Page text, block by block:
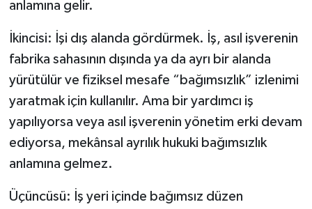
anlamına gelir.
İkincisi: İşi dış alanda gördürmek. İş, asıl işverenin
fabrika sahasının dışında ya da ayrı bir alanda
yürütülür ve fiziksel mesafe “bağımsızlık” izlenimi
yaratmak için kullanılır. Ama bir yardımcı iş
yapılıyorsa veya asıl işverenin yönetim erki devam
ediyorsa, mekânsal ayrılık hukuki bağımsızlık
anlamına gelmez.
Üçüncüsü: İş yeri içinde bağımsız düzen